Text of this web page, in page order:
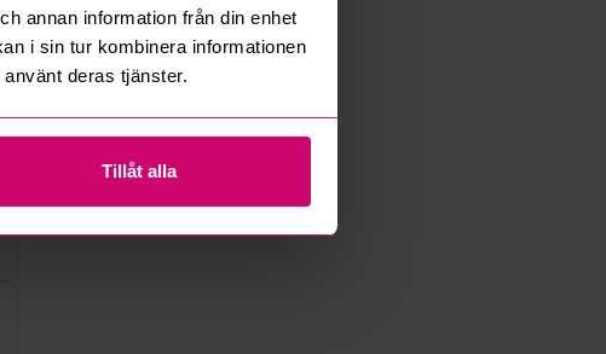
annan information från din enhet
i sin tur kombinera informationen
deras tjänster.
Tillåt alla